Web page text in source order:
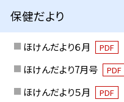
保健だより
ほけんだより６月 PDF
ほけんだより7月号
PDF
ほけんだより５月
PDF